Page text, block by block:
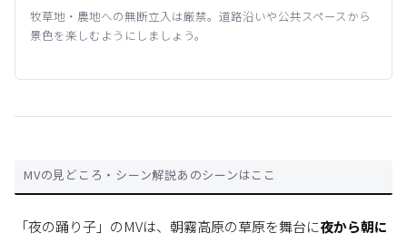
牧草地・農地への無断立入は厳禁。道路沿いや公共スペースから
景色を楽しむようにしましょう。
MVの見どころ・シーン解説あのシーンはここ
「夜の踊り子」のMVは、朝霧高原の草原を舞台に夜から朝に